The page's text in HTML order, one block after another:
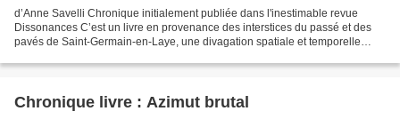
d’Anne Savelli Chronique initialement publiée dans l'inestimable revue
Dissonances C’est un livre en provenance des interstices du passé et des
pavés de Saint-Germain-en-Laye, une divagation spatiale et temporelle
Chronique livre : Azimut brutal